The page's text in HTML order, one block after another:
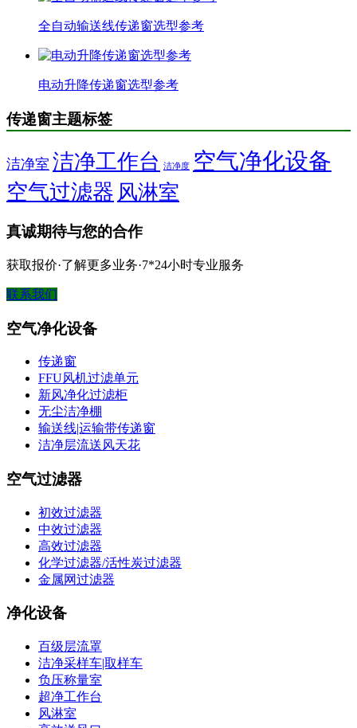
全自动输送线传递窗选型参考
电动升降传递窗选型参考
传递窗主题标签
洁净室 洁净工作台 洁净度 空气净化设备
空气过滤器 风淋室
真诚期待与您的合作
获取报价·了解更多业务·7*24小时专业服务
联系我们
空气净化设备
传递窗
FFU风机过滤单元
新风净化过滤柜
无尘洁净棚
输送线|运输带传递窗
洁净层流送风天花
空气过滤器
初效过滤器
中效过滤器
高效过滤器
化学过滤器/活性炭过滤器
金属网过滤器
净化设备
百级层流罩
洁净采样车|取样车
负压称量室
超净工作台
风淋室